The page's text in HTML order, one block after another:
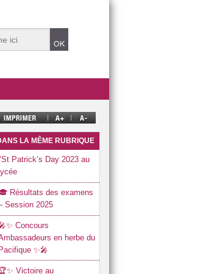
LA MÊME RUBRIQUE
Patrick’s Day 2023 au
lycée
Résultats des examens
Session 2025
Concours
en herbe du
Pacifique ✨🎤
Victoire au